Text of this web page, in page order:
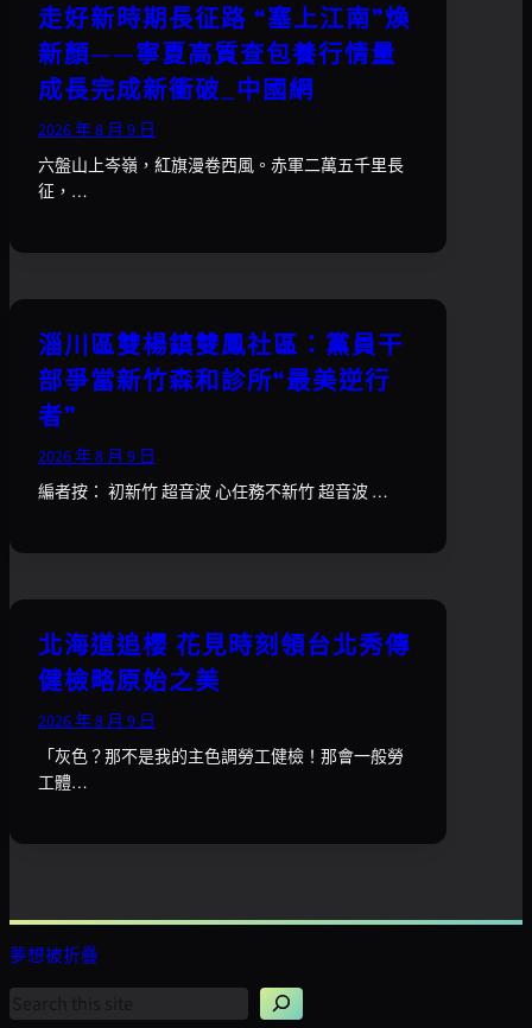
走好新時期長征路 “塞上江南”煥
新顏——寧夏高質查包養行情量
成長完成新衝破_中國網
2026 年 8 月 9 日
六盤山上岑嶺，紅旗漫卷西風。赤軍二萬五千里長
征，…
淄川區雙楊鎮雙鳳社區：黨員干
部爭當新竹森和診所“最美逆行
者”
2026 年 8 月 9 日
編者按： 初新竹 超音波 心任務不新竹 超音波 …
北海道追櫻 花見時刻領台北秀傳
健檢略原始之美
2026 年 8 月 9 日
「灰色？那不是我的主色調勞工健檢！那會一般勞
工體…
夢想被折疊